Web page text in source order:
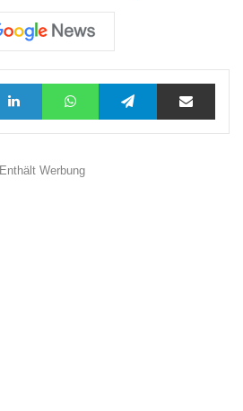
LinkedInWhatsAppTelegramTeilen via E-Mail
Enthält Werbung